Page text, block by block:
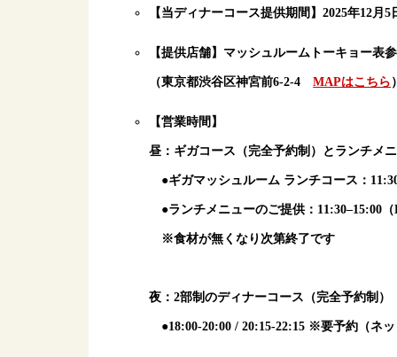
【当ディナーコース提供期間】2025年12月
【提供店舗】マッシュルームトーキョー表
（東京都渋谷区神宮前6-2-4MAPはこちら
【営業時間】
昼：ギガコース（完全予約制） と ランチメ
●ギガマッシュルーム ランチコース：
●ランチメニューのご提供：11:30–15:00
※食材が無くなり次第終了です
夜：2部制のディナーコース（完全予約制）
●18:00-20:00 / 20:15-22:15 ※要予約（ネ